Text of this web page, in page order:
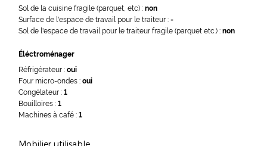
Sol de la cuisine fragile (parquet, etc) :non
Surface de l'espace de travail pour le traiteur :-
Sol de l'espace de travail pour le traiteur fragile (parquet etc.) :non
Éléctroménager
Réfrigérateur :oui
Four micro-ondes :oui
Congélateur :1
Bouilloires :1
Machines à café :1